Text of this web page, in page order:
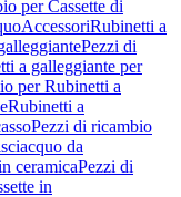
per Cassette di
AccessoriRubinetti a
Pezzi di
a galleggiante per
per Rubinetti a
Rubinetti a
Pezzi di ricambio
da
ceramicaPezzi di
in